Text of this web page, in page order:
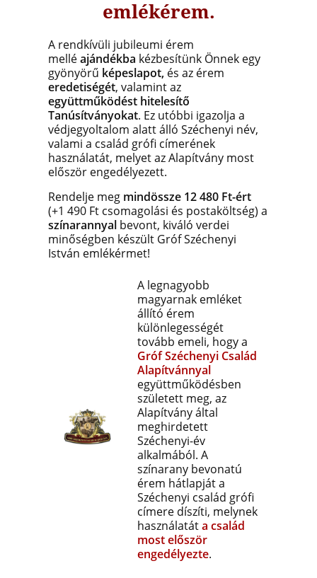
emlékérem.
A rendkívüli jubileumi érem
melléajándékba kézbesítünk Önnek egy
gyönyörű képeslapot, és az érem
eredetiségét, valamint az
együttműködést hitelesítő
Tanúsítványokat. Ez utóbbi igazolja a
védjegyoltalom alatt álló Széchenyi név,
valami a család grófi címerének
használatát, melyet az Alapítvány most
először engedélyezett.
Rendelje meg mindössze 12 480 Ft-ért
(+1 490 Ft csomagolási és postaköltség) a
színarannyal bevont, kiváló verdei
minőségben készült Gróf Széchenyi
István emlékérmet!
A legnagyobb
magyarnak emléket
állító érem
különlegességét
tovább emeli, hogy a
GrófSzéchenyi Család
Alapítvánnyal
együttműködésben
született meg, az
Alapítvány által
meghirdetett
Széchenyi-év
alkalmából. A
színarany bevonatú
érem hátlapját a
Széchenyi család grófi
címere díszíti, melynek
használatáta család
most először
engedélyezte.